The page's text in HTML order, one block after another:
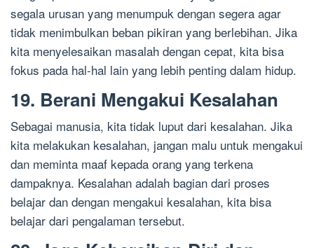
segala urusan yang menumpuk dengan segera agar
tidak menimbulkan beban pikiran yang berlebihan. Jika
kita menyelesaikan masalah dengan cepat, kita bisa
fokus pada hal-hal lain yang lebih penting dalam hidup.
19. Berani Mengakui Kesalahan
Sebagai manusia, kita tidak luput dari kesalahan. Jika
kita melakukan kesalahan, jangan malu untuk mengakui
dan meminta maaf kepada orang yang terkena
dampaknya. Kesalahan adalah bagian dari proses
belajar dan dengan mengakui kesalahan, kita bisa
belajar dari pengalaman tersebut.